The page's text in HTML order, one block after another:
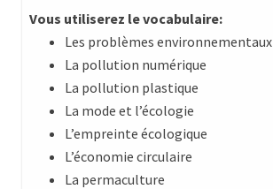
Vous utiliserez le vocabulaire:
Les problèmes environnementaux
La pollution numérique
La pollution plastique
La mode et l’écologie
L’empreinte écologique
L’économie circulaire
La permaculture